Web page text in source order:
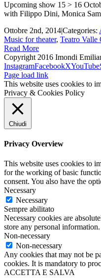
Upcoming show 15 > 16
with Filippo Dini, Monica
Ottobre 2nd, 2014|Categories:
Music for theater, Teatro Valle
Read More
Copyright 2016 Imondi
InstagramFacebookXYouTube
Page load link
This website uses cookies to
Privacy & Cookies Policy
Chiudi
Privacy Overview
This website uses cookies to
for the working of basic
consent. You also have the
Necessary
Necessary
Sempre abilitato
Necessary cookies are
store any personal information.
Non-necessary
Non-necessary
Any cookies that may not be
cookies. It is mandatory to
ACCETTA E SALVA